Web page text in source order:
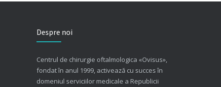
Despre noi
Centrul de chirurgie oftalmologica «Ovisus»,
fondat în anul 1999, activează cu succes în
domeniul serviciilor medicale a Republicii